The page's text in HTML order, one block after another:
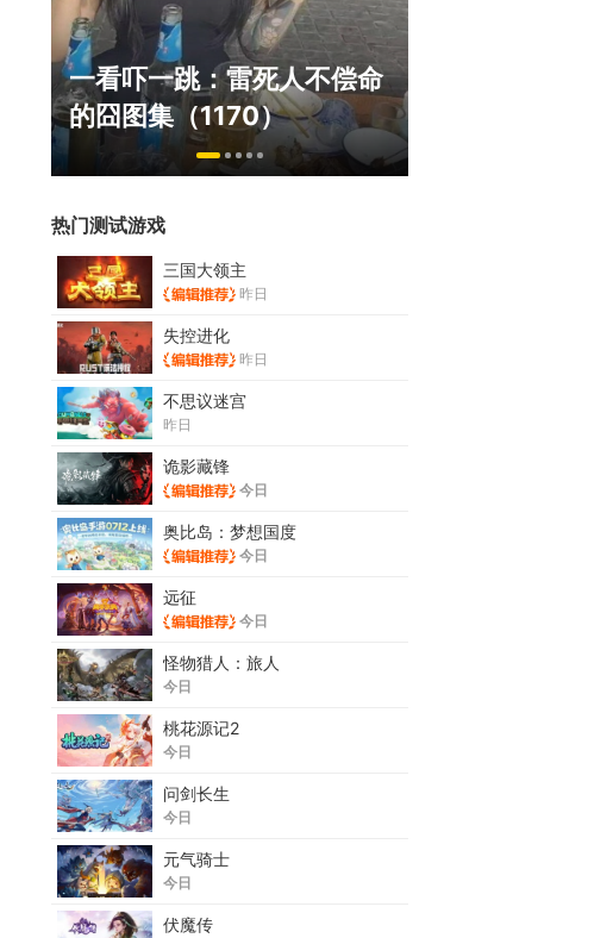
一看吓一跳：雷死人不偿命
的囧图集（1170）
热门测试游戏
三国大领主
昨日
失控进化
昨日
不思议迷宫
昨日
诡影藏锋
今日
奥比岛：梦想国度
今日
远征
今日
怪物猎人：旅人
今日
桃花源记2
今日
问剑长生
今日
元气骑士
今日
伏魔传